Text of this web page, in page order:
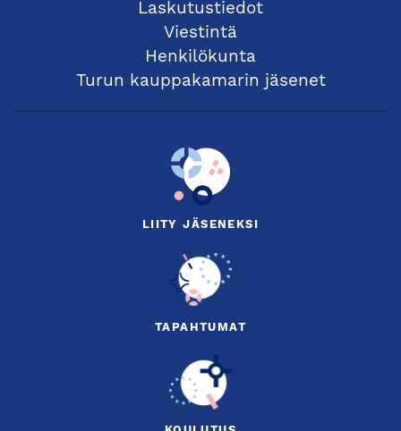
Laskutustiedot
Viestintä
Henkilökunta
Turun kauppakamarin jäsenet
LIITY JÄSENEKSI
TAPAHTUMAT